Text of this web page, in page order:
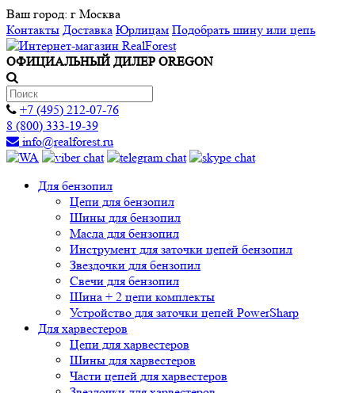
Ваш город: г Москва
Контакты Доставка Юрлицам Подобрать шину или цепь
ОФИЦИАЛЬНЫЙ ДИЛЕР OREGON
+7 (495) 212-07-76
8 (800) 333-19-39
info@realforest.ru
Для бензопил
Цепи для бензопил
Шины для бензопил
Масла для бензопил
Инструмент для заточки цепей бензопил
Звездочки для бензопил
Свечи для бензопил
Шина + 2 цепи комплекты
Устройство для заточки цепей PowerSharp
Для харвестеров
Цепи для харвестеров
Шины для харвестеров
Части цепей для харвестеров